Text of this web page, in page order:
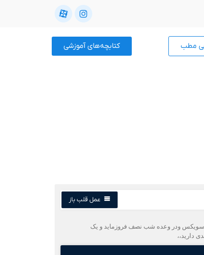
مطب کتابچه‌های آموزشی
عمل قلب باز
اسویکس ودر وعده شب نصف فروزماید و یک
دارید،،